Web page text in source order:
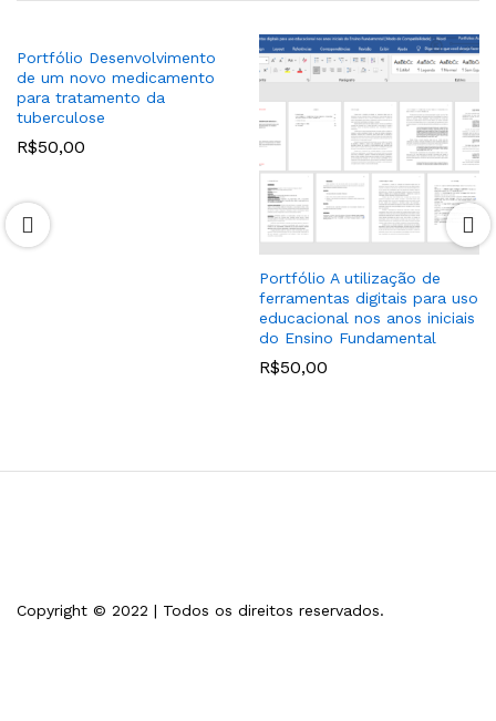
Portfólio Desenvolvimento
de um novo medicamento
para tratamento da
tuberculose
R$50,00
Portfólio A utilização de
ferramentas digitais para uso
educacional nos anos iniciais
do Ensino Fundamental
R$50,00
Copyright © 2022 | Todos os direitos reservados.